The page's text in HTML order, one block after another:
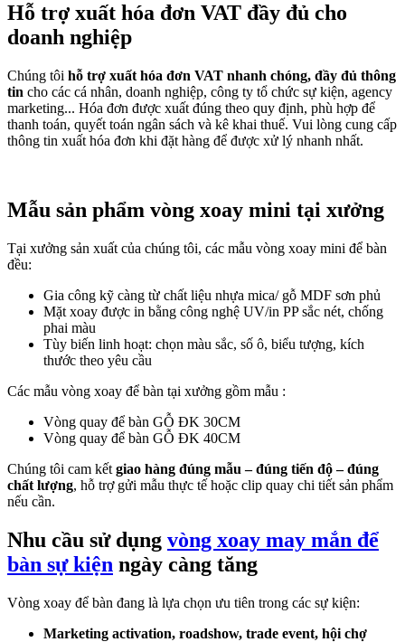
Hỗ trợ xuất hóa đơn VAT đầy đủ cho
doanh nghiệp
Chúng tôi hỗ trợ xuất hóa đơn VAT nhanh chóng, đầy đủ thông
tin cho các cá nhân, doanh nghiệp, công ty tổ chức sự kiện, agency
marketing... Hóa đơn được xuất đúng theo quy định, phù hợp để
thanh toán, quyết toán ngân sách và kê khai thuế. Vui lòng cung cấp
thông tin xuất hóa đơn khi đặt hàng để được xử lý nhanh nhất.
Mẫu sản phẩm vòng xoay mini tại xưởng
Tại xưởng sản xuất của chúng tôi, các mẫu vòng xoay mini để bàn
đều:
Gia công kỹ càng từ chất liệu nhựa mica/ gỗ MDF sơn phủ
Mặt xoay được in bằng công nghệ UV/in PP sắc nét, chống
phai màu
Tùy biến linh hoạt: chọn màu sắc, số ô, biểu tượng, kích
thước theo yêu cầu
Các mẫu vòng xoay để bàn tại xưởng gồm mẫu :
Vòng quay để bàn GỖ ĐK 30CM
Vòng quay để bàn GỖ ĐK 40CM
Chúng tôi cam kết giao hàng đúng mẫu – đúng tiến độ – đúng
chất lượng, hỗ trợ gửi mẫu thực tế hoặc clip quay chi tiết sản phẩm
nếu cần.
Nhu cầu sử dụng vòng xoay may mắn để
bàn sự kiện ngày càng tăng
Vòng xoay để bàn đang là lựa chọn ưu tiên trong các sự kiện:
Marketing activation, roadshow, trade event, hội chợ